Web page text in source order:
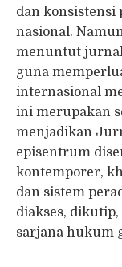
dan
nasional.
menuntut
guna
internasional
ini merupakan
menjadikan
episentrum
kontemporer,
dan sistem
diakses,
sarjana hukum